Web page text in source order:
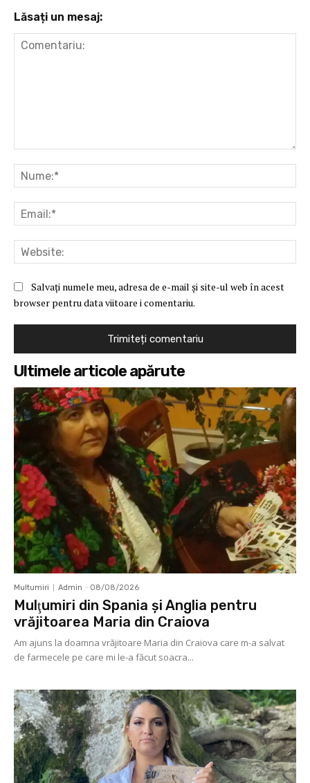
Lăsați un mesaj:
Salvați numele meu, adresa de e-mail și site-ul web în acest
browser pentru data viitoare i comentariu.
Ultimele articole apărute
Multumiri Admin - 08/08/2026
Mulţumiri din Spania şi Anglia pentru
vrăjitoarea Maria din Craiova
Am ajuns la doamna vrăjitoare Maria din Craiova care m-a salvat
de farmecele pe care mi le-a făcut soacra...